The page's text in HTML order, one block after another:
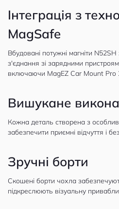
Інтеграція з
MagSafe
Вбудовані потужні магніти
з'єднання зі зарядними
включаючи MagEZ Car Mount Pro 2
Вишукане
Кожна деталь створена з
забезпечити приємні відчуття і
Зручні борти
Скошені борти чохла
підкреслюють візуальну